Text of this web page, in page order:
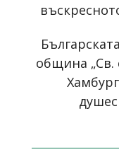
община „Св.